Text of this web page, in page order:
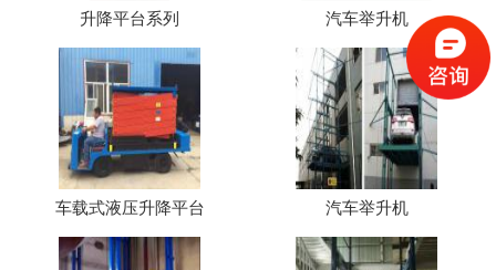
升降平台系列 汽车举升机
车载式液压升降平台 汽车举升机